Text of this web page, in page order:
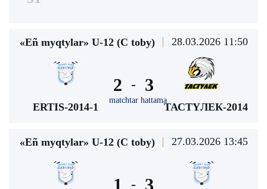
«Eñ myqtylar» U-12 (С toby) 28.03.2026 11:50
ERTIS-2014-1
2 -
matchtar hattama
3
ТАСТҮЛЕК-2014
«Eñ myqtylar» U-12 (С toby) 27.03.2026 13:45
1 - 3